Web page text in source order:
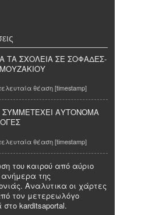
ΤΑ ΣΧΟΛΕΙΑ ΣΕ ΣΟΦΑΔΕΣ-
θέαση [timestamp]
ΑΥΤOΝΟΜΑ
θέαση [timestamp]
του καιρού από αύριο
της
Αναλυτικα οι χάρτες
τον μετερεωλόγο
karditsaportal.